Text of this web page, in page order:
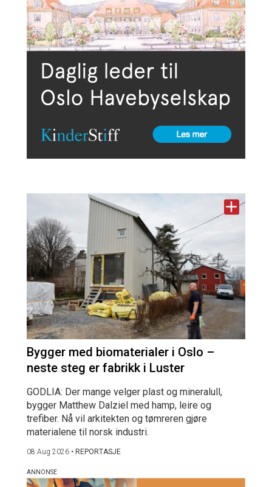
Bygger med biomaterialer i Oslo –
neste steg er fabrikk i Luster
GODLIA: Der mange velger plast og mineralull,
bygger Matthew Dalziel med hamp, leire og
trefiber. Nå vil arkitekten og tømreren gjøre
materialene til norsk industri.
08 Aug 2026 • REPORTASJE